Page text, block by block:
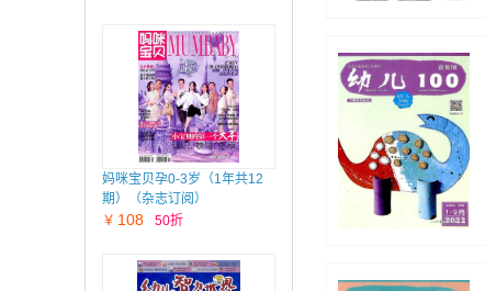
妈咪宝贝孕0-3岁（1年共12
期）（杂志订阅）
￥ 108 50折